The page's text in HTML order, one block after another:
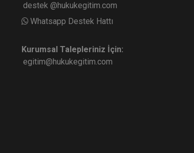
Tüketici Hukuku Enstitüsü
destek @hukukegitim.com
Whatsapp Destek Hattı
Kurumsal Talepleriniz İçin:
egitim@hukukegitim.com